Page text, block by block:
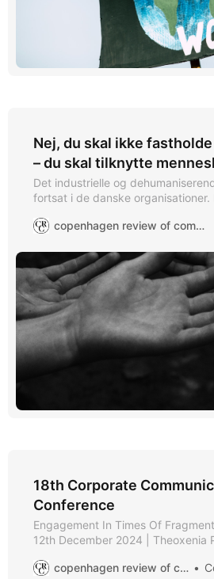
Nej, du skal ikke
– du skal tilknytte
Det industrielle og
fortsat i de danske
attraktive arbejdspladser.
copenhagen review of communication
18th Corporate
Conference
Engagement In Times Of
12th December 2024 | Τheoxenia
longest running conference on
copenhagen review of communication